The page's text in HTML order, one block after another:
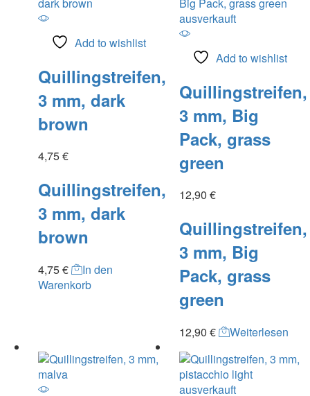
Add to wishlist
Quillingstreifen,
3 mm, dark
brown
4,75€
Quillingstreifen,
3 mm, dark
brown
4,75€
In den
Warenkorb
ausverkauft
Add to wishlist
Quillingstreifen,
3 mm, Big
Pack, grass
green
12,90 €
Quillingstreifen,
3 mm, Big
Pack, grass
green
12,90 € Weiterlesen
ausverkauft